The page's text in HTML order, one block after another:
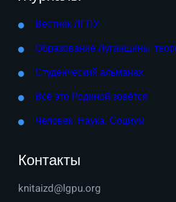
Вестник ЛГПУ
Образование Луганщины:
Студенческий альманах
Всё это Родиной зовётся
Человек. Наука. Социум
Контакты
knitaizd@lgpu.org